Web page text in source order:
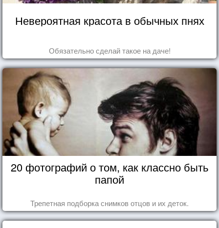
Невероятная красота в обычных пнях
Обязательно сделай такое на даче!
20 фотографий о том, как классно быть
папой
Трепетная подборка снимков отцов и их деток.